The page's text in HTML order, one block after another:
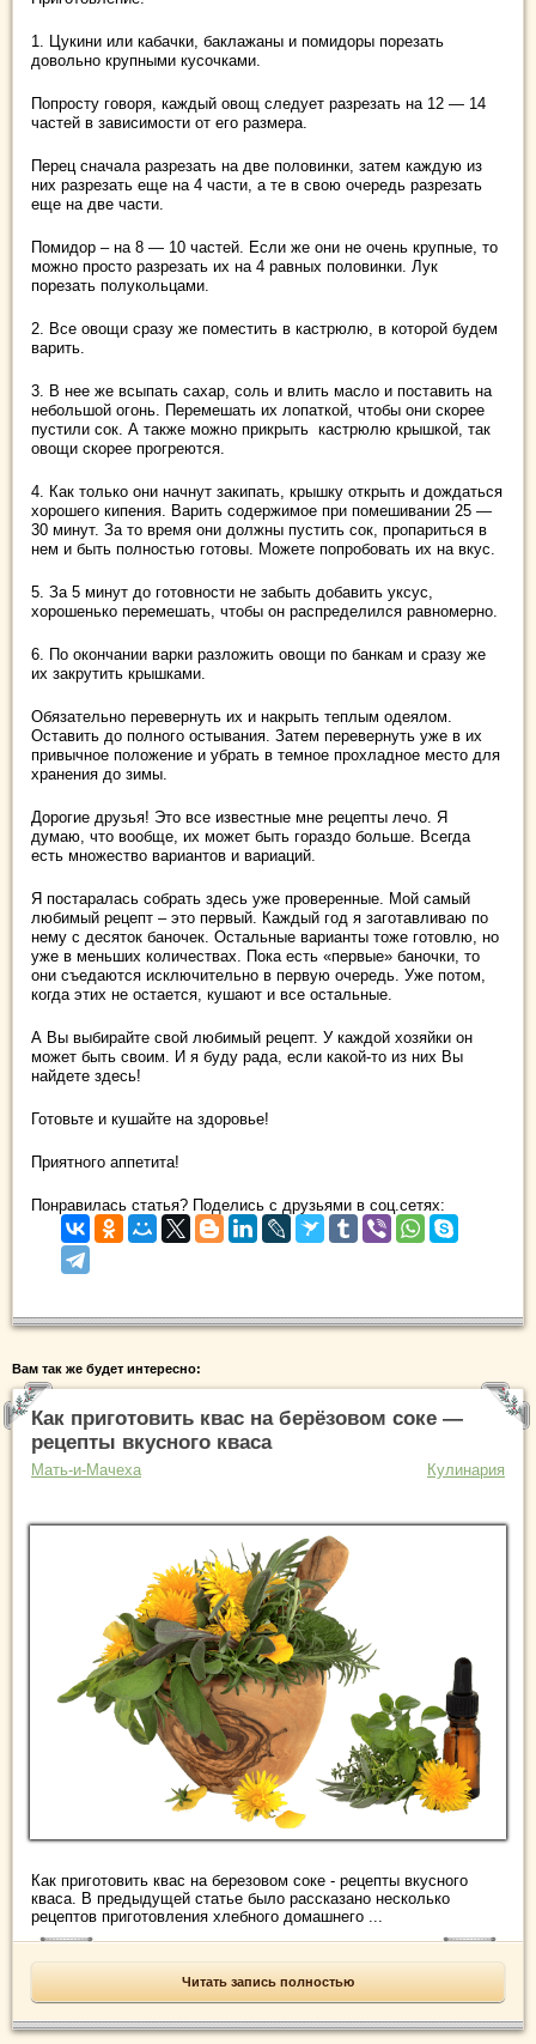
1. Цукини или кабачки, баклажаны и помидоры порезать
довольно крупными кусочками.
Попросту говоря, каждый овощ следует разрезать на 12 — 14
частей в зависимости от его размера.
Перец сначала разрезать на две половинки, затем каждую из
них разрезать еще на 4 части, а те в свою очередь разрезать
еще на две части.
Помидор – на 8 — 10 частей. Если же они не очень крупные, то
можно просто разрезать их на 4 равных половинки. Лук
порезать полукольцами.
2. Все овощи сразу же поместить в кастрюлю, в которой будем
варить.
3. В нее же всыпать сахар, соль и влить масло и поставить на
небольшой огонь. Перемешать их лопаткой, чтобы они скорее
пустили сок. А также можно прикрыть кастрюлю крышкой, так
овощи скорее прогреются.
4. Как только они начнут закипать, крышку открыть и дождаться
хорошего кипения. Варить содержимое при помешивании 25 —
30 минут. За то время они должны пустить сок, пропариться в
нем и быть полностью готовы. Можете попробовать их на вкус.
5. За 5 минут до готовности не забыть добавить уксус,
хорошенько перемешать, чтобы он распределился равномерно.
6. По окончании варки разложить овощи по банкам и сразу же
их закрутить крышками.
Обязательно перевернуть их и накрыть теплым одеялом.
Оставить до полного остывания. Затем перевернуть уже в их
привычное положение и убрать в темное прохладное место для
хранения до зимы.
Дорогие друзья! Это все известные мне рецепты лечо. Я
думаю, что вообще, их может быть гораздо больше. Всегда
есть множество вариантов и вариаций.
Я постаралась собрать здесь уже проверенные. Мой самый
любимый рецепт – это первый. Каждый год я заготавливаю по
нему с десяток баночек. Остальные варианты тоже готовлю, но
уже в меньших количествах. Пока есть «первые» баночки, то
они съедаются исключительно в первую очередь. Уже потом,
когда этих не остается, кушают и все остальные.
А Вы выбирайте свой любимый рецепт. У каждой хозяйки он
может быть своим. И я буду рада, если какой-то из них Вы
найдете здесь!
Готовьте и кушайте на здоровье!
Приятного аппетита!
Понравилась статья? Поделись с друзьями в соц.сетях:
Вам так же будет интересно:
Как приготовить квас на берёзовом соке —
рецепты вкусного кваса
Мать-и-Мачеха Кулинария
Как приготовить квас на березовом соке - рецепты вкусного
кваса. В предыдущей статье было рассказано несколько
рецептов приготовления хлебного домашнего ...
Читать запись полностью